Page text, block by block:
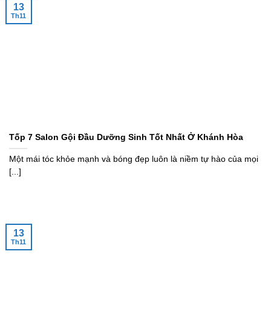
Tốp 7 Salon Gội Đầu Dưỡng Sinh Tốt Nhất Ở Khánh Hòa
Một mái tóc khỏe mạnh và bóng đẹp luôn là niềm tự hào của mọi
[...]
13
Th11
13
Th11